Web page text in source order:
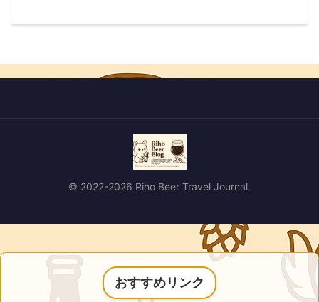
© 2022-2026 Riho Beer Travel Journal.
おすすめリンク